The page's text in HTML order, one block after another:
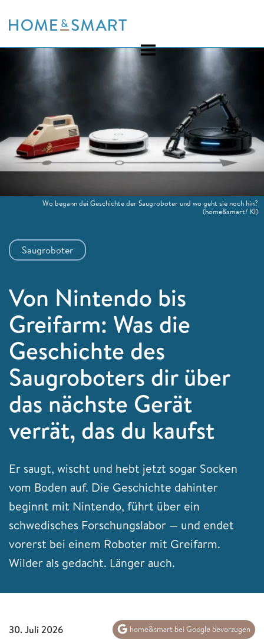
to
Saugroboter
Von Nintendo bis
Greifarm: Was die
Geschichte des
Saugroboters dir über
das nächste Gerät
verrät, das du kaufst
Er saugt, wischt und hebt jetzt sogar Socken
vom Boden auf. Die Geschichte dahinter
beginnt mit Nintendo, führt über ein
schwedisches Forschungslabor — und endet
vorerst bei einem Roboter mit Greifarm.
Wilder als gedacht. Länger auch.
Wo begann dei Geschichte der Saugroboter und wo geht sie noch hin?
(home&smart/ KI)
30. Juli 2026 home&smart bei Google bevorzugen